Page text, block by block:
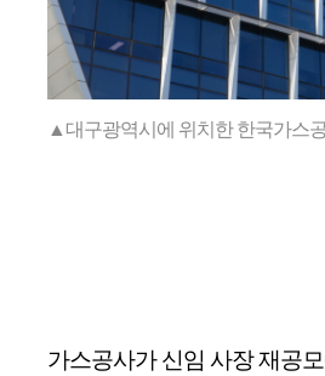
▲대구광역시에 위치한 한국가스
가스공사가 신임 사장 재공